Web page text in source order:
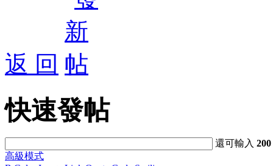
返 回
快速發帖
還可輸入200
高級模式